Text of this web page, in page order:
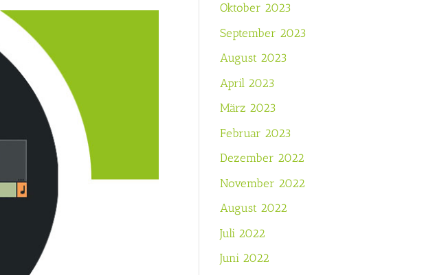
Oktober 2023
September 2023
August 2023
April 2023
März 2023
Februar 2023
Dezember 2022
November 2022
August 2022
Juli 2022
Juni 2022